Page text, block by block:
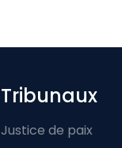
Tribunaux
Justice de paix